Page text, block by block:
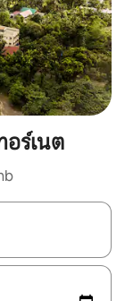
ร์เนต
รวจผลการค้นหา